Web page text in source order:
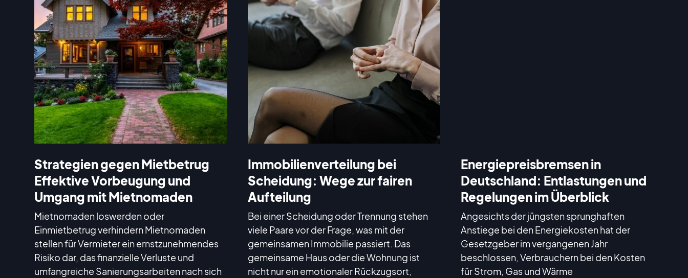
Strategien gegen Mietbetrug
Effektive Vorbeugung und
Umgang mit Mietnomaden
Mietnomaden loswerden oder
Einmietbetrug verhindern Mietnomaden
stellen für Vermieter ein ernstzunehmendes
Risiko dar, das finanzielle Verluste und
umfangreiche Sanierungsarbeiten nach sich
Immobilienverteilung bei
Scheidung: Wege zur fairen
Aufteilung
Bei einer Scheidung oder Trennung stehen
viele Paare vor der Frage, was mit der
gemeinsamen Immobilie passiert. Das
gemeinsame Haus oder die Wohnung ist
nicht nur ein emotionaler Rückzugsort,
Energiepreisbremsen in
Deutschland: Entlastungen und
Regelungen im Überblick
Angesichts der jüngsten sprunghaften
Anstiege bei den Energiekosten hat der
Gesetzgeber im vergangenen Jahr
beschlossen, Verbrauchern bei den Kosten
für Strom, Gas und Wärme